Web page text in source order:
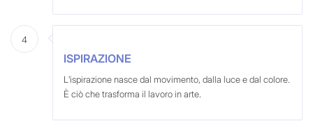
4
ISPIRAZIONE
L’ispirazione nasce dal movimento, dalla luce e dal colore.
È ciò che trasforma il lavoro in arte.